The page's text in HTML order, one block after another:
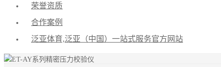
荣誉资质
合作案例
泛亚体育,泛亚（中国）一站式服务官方网站